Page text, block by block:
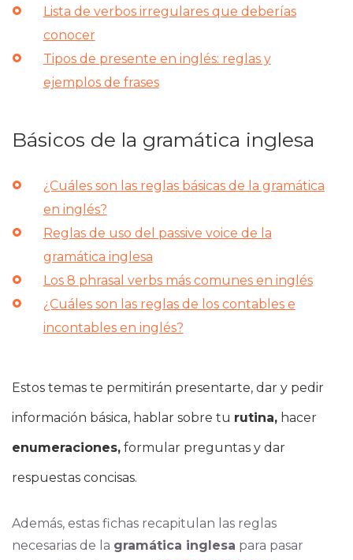
Lista de verbos irregulares que deberías
conocer
Tipos de presente en inglés: reglas y
ejemplos de frases
Básicos de la gramática inglesa
¿Cuáles son las reglas básicas de la gramática
en inglés?
Reglas de uso del passive voice de la
gramática inglesa
Los 8 phrasal verbs más comunes en inglés
¿Cuáles son las reglas de los contables e
incontables en inglés?
Estos temas te permitirán presentarte, dar y pedir
información básica, hablar sobre tu rutina,hacer
enumeraciones,formular preguntas y dar
respuestas concisas.
Además, estas fichas recapitulan las reglas
necesarias de la gramática inglesa para pasar